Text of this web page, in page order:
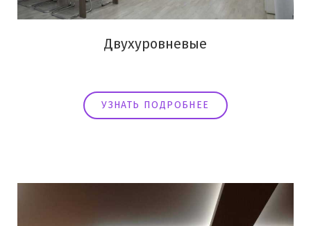
Двухуровневые
УЗНАТЬ ПОДРОБНЕЕ